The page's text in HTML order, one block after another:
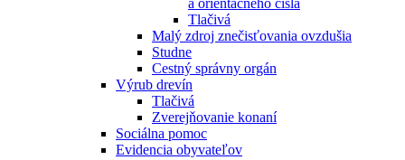
a orientačného čísla
Tlačivá
Malý zdroj znečisťovania ovzdušia
Studne
Cestný správny orgán
Výrub drevín
Tlačivá
Zverejňovanie konaní
Sociálna pomoc
Evidencia obyvateľov